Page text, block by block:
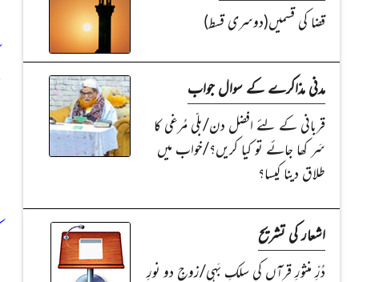
قضا کی قسمیں(دوسری قسط)
مدنی مذاکرے کے سوال جواب
قربانی کے لئے افضل دن/بلّی مُرغی کا
سَر کھا جائے تو کیا کریں؟/خواب میں
طلاق دینا کیسا؟
اشعار کی تشریح
دُرِّ منثورِ قرآں کی سلکِ بَہی/زوجِ دو نورِ